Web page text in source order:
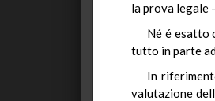
la prova legale
Né é esatto
tutto in parte
In
valutazione